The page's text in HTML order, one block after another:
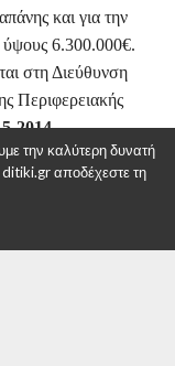
και για την
ύψους 6.300.000€.
στη Διεύθυνση
Περιφερειακής
2014.
Μέτρο έχουν
Επικράτειας,
Διαχείρισης και
την καλύτερη δυνατή
ditiki.gr αποδέχεστε τη